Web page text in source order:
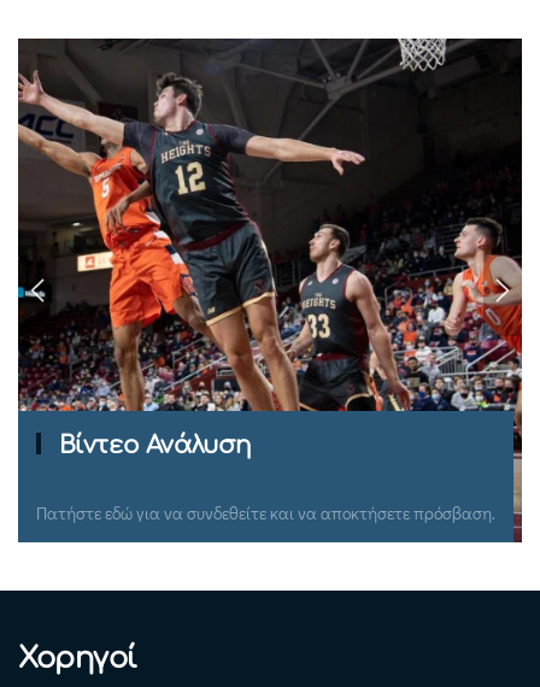
Βίντεο Ανάλυση
Πατήστε εδώ για να συνδεθείτε και να αποκτήσετε πρόσβαση.
Χορηγοί